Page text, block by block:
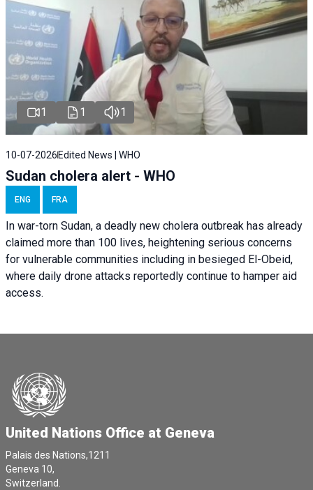
1 1 1
10-07-2026 Edited News | WHO
Sudan cholera alert - WHO
ENG FRA
In war-torn Sudan, a deadly new cholera outbreak has already
claimed more than 100 lives, heightening serious concerns
for vulnerable communities including in besieged El-Obeid,
where daily drone attacks reportedly continue to hamper aid
access.
United Nations Office at Geneva
Palais des Nations,1211
Geneva 10,
Switzerland.